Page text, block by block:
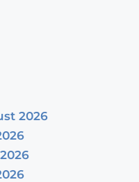
2026